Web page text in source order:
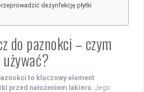
dezynfekcję płytki
do paznokci – czym
to kluczowy element
przed nałożeniem lakieru. Jego